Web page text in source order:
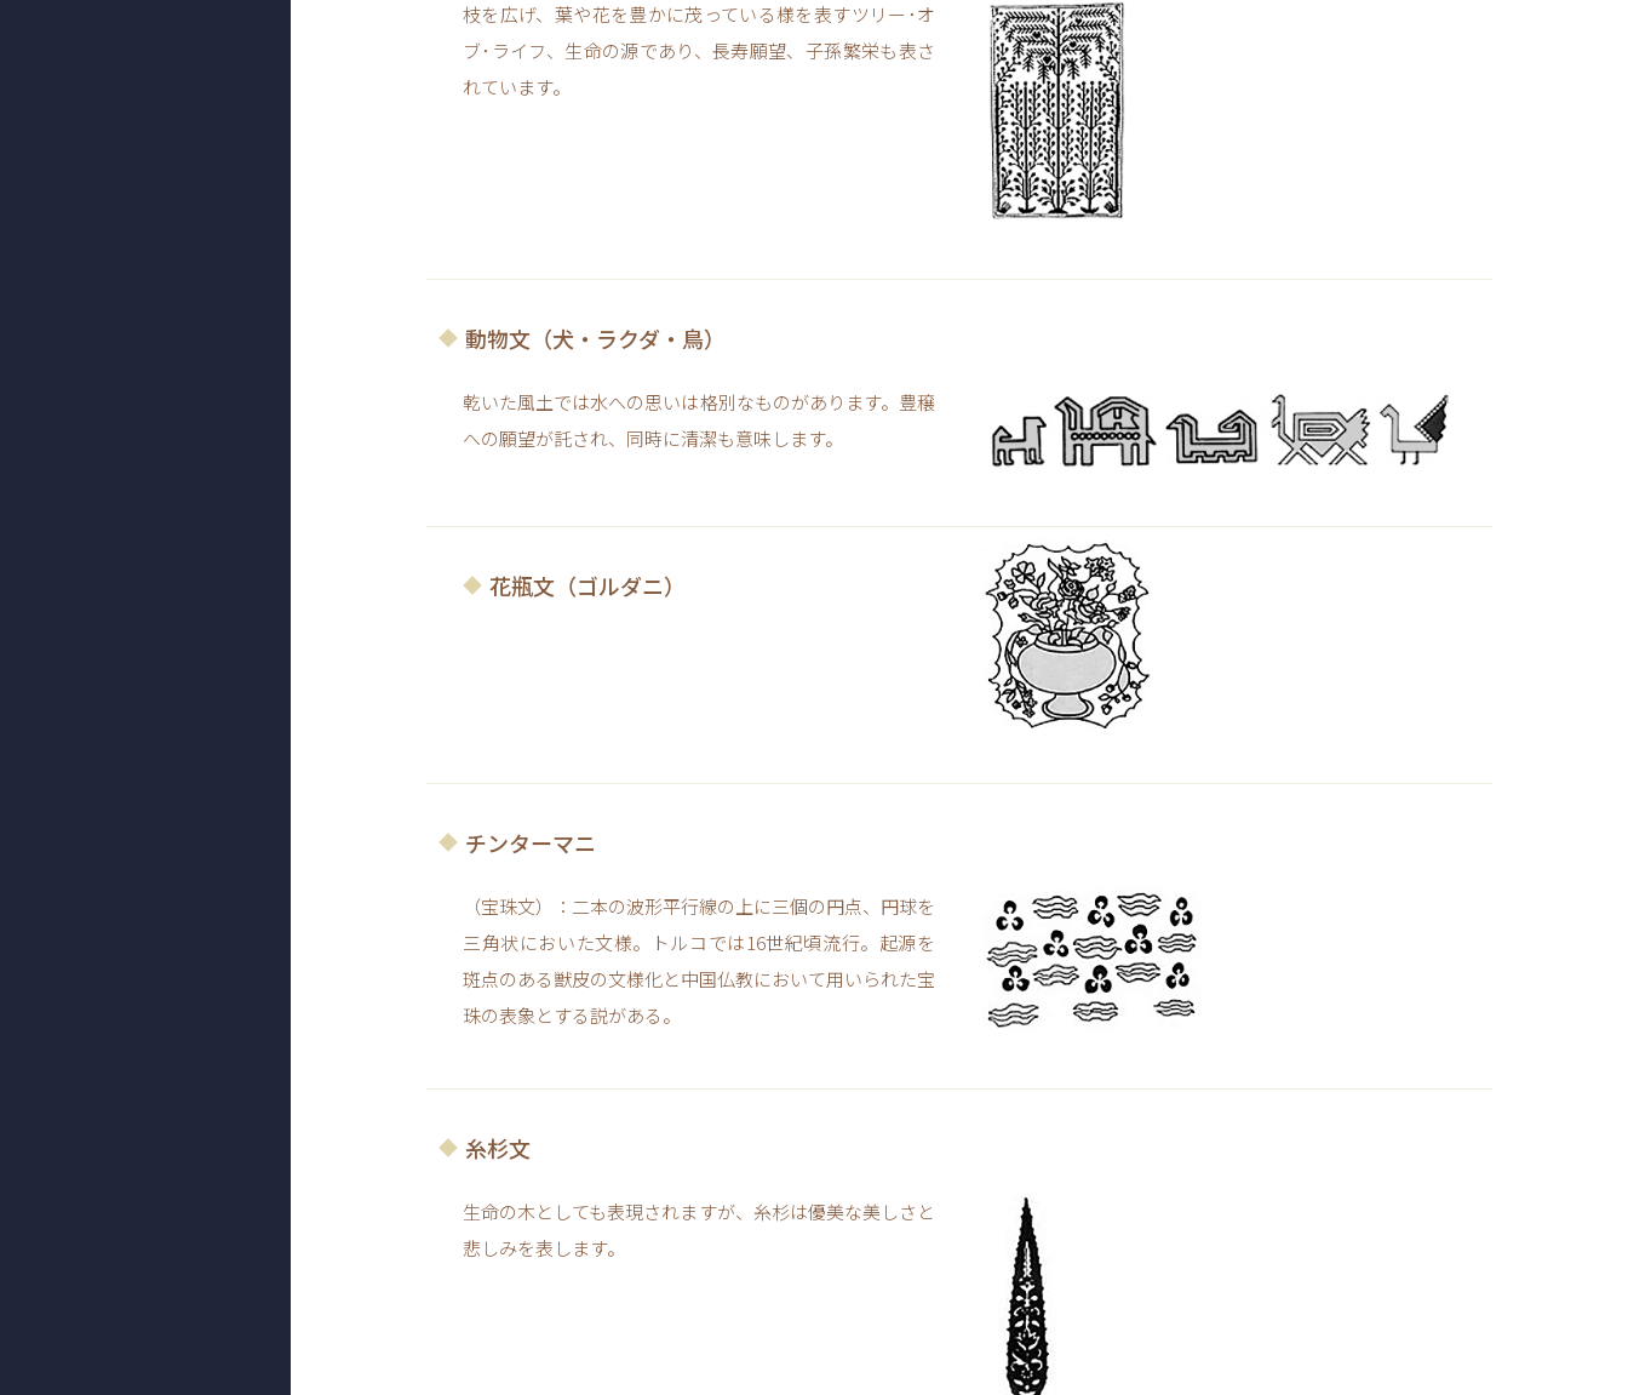
枝を広げ、葉や花を豊かに茂っている様を表すツリー･オ
ブ･ライフ、生命の源であり、長寿願望、子孫繁栄も表さ
れています。
動物文（犬・ラクダ・鳥）
乾いた風土では水への思いは格別なものがあります。豊穣
への願望が託され、同時に清潔も意味します。
花瓶文（ゴルダニ）
チンターマニ
（宝珠文）：二本の波形平行線の上に三個の円点、円球を
三角状においた文様。トルコでは16世紀頃流行。起源を
斑点のある獣皮の文様化と中国仏教において用いられた宝
珠の表象とする説がある。
糸杉文
生命の木としても表現されますが、糸杉は優美な美しさと
悲しみを表します。